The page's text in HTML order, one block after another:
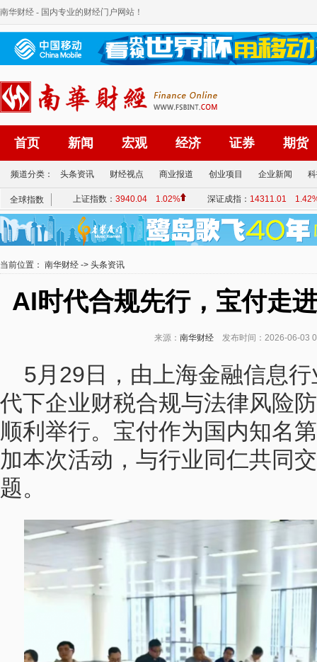
南华财经 - 国内专业的财经门户网站！
首页 新闻 宏观 经济 证券 期货
频道分类： 头条资讯 财经视点 商业报道 创业项目 企业新闻
当前位置： 南华财经 -> 头条资讯
AI时代合规先行，宝付走
来源： 南华财经发布时间：2026-06-03
5月29日，由上海金融信息
代下企业财税合规与法律风险
顺利举行。宝付作为国内知名
加本次活动，与行业同仁共同
题。